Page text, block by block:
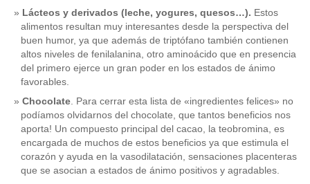
CATEGORÍAS
acido-folico (4)
alergias(3)
Lácteos y derivados (leche, yogures, quesos…). Estos
alimentos resultan muy interesantes desde la perspectiva del
buen humor, ya que además de triptófano también contienen
altos niveles de fenilalanina, otro aminoácido que en presencia
del primero ejerce un gran poder en los estados de ánimo
favorables.
Chocolate. Para cerrar esta lista de «ingredientes felices» no
podíamos olvidarnos del chocolate, que tantos beneficios nos
aporta! Un compuesto principal del cacao, la teobromina, es
encargada de muchos de estos beneficios ya que estimula el
corazón y ayuda en la vasodilatación, sensaciones placenteras
que se asocian a estados de ánimo positivos y agradables.